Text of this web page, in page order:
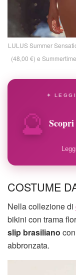
LULUS Summer
(48,00 €) e
🔮
✦
COSTUME
Nella collezione di
bikini con trama
slip brasiliano
abbronzata.